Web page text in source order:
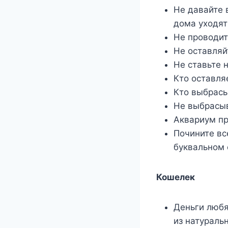
Не давайте
дома
Не
Не
Не ставьте
Кто
Кто
Не
Аквариум
Почините
Кошелек
Деньги
из